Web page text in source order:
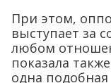
При этом,
выступает за
любом
показала
одна